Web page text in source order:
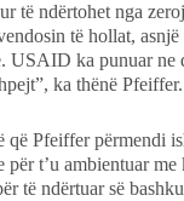
të ndërtohet nga
të hollat,
USAID ka punuar ne
ka thënë Pfeiffer.
që Pfeiffer përmendi
për t’u ambientuar
të ndërtuar së